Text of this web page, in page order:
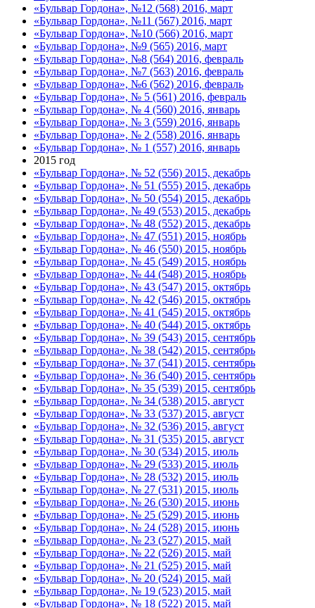
«Бульвар Гордона», №12 (568) 2016, март
«Бульвар Гордона», №11 (567) 2016, март
«Бульвар Гордона», №10 (566) 2016, март
«Бульвар Гордона», №9 (565) 2016, март
«Бульвар Гордона», №8 (564) 2016, февраль
«Бульвар Гордона», №7 (563) 2016, февраль
«Бульвар Гордона», №6 (562) 2016, февраль
«Бульвар Гордона», № 5 (561) 2016, февраль
«Бульвар Гордона», № 4 (560) 2016, январь
«Бульвар Гордона», № 3 (559) 2016, январь
«Бульвар Гордона», № 2 (558) 2016, январь
«Бульвар Гордона», № 1 (557) 2016, январь
2015 год
«Бульвар Гордона», № 52 (556) 2015, декабрь
«Бульвар Гордона», № 51 (555) 2015, декабрь
«Бульвар Гордона», № 50 (554) 2015, декабрь
«Бульвар Гордона», № 49 (553) 2015, декабрь
«Бульвар Гордона», № 48 (552) 2015, декабрь
«Бульвар Гордона», № 47 (551) 2015, ноябрь
«Бульвар Гордона», № 46 (550) 2015, ноябрь
«Бульвар Гордона», № 45 (549) 2015, ноябрь
«Бульвар Гордона», № 44 (548) 2015, ноябрь
«Бульвар Гордона», № 43 (547) 2015, октябрь
«Бульвар Гордона», № 42 (546) 2015, октябрь
«Бульвар Гордона», № 41 (545) 2015, октябрь
«Бульвар Гордона», № 40 (544) 2015, октябрь
«Бульвар Гордона», № 39 (543) 2015, сентябрь
«Бульвар Гордона», № 38 (542) 2015, сентябрь
«Бульвар Гордона», № 37 (541) 2015, сентябрь
«Бульвар Гордона», № 36 (540) 2015, сентябрь
«Бульвар Гордона», № 35 (539) 2015, сентябрь
«Бульвар Гордона», № 34 (538) 2015, август
«Бульвар Гордона», № 33 (537) 2015, август
«Бульвар Гордона», № 32 (536) 2015, август
«Бульвар Гордона», № 31 (535) 2015, август
«Бульвар Гордона», № 30 (534) 2015, июль
«Бульвар Гордона», № 29 (533) 2015, июль
«Бульвар Гордона», № 28 (532) 2015, июль
«Бульвар Гордона», № 27 (531) 2015, июль
«Бульвар Гордона», № 26 (530) 2015, июнь
«Бульвар Гордона», № 25 (529) 2015, июнь
«Бульвар Гордона», № 24 (528) 2015, июнь
«Бульвар Гордона», № 23 (527) 2015, май
«Бульвар Гордона», № 22 (526) 2015, май
«Бульвар Гордона», № 21 (525) 2015, май
«Бульвар Гордона», № 20 (524) 2015, май
«Бульвар Гордона», № 19 (523) 2015, май
«Бульвар Гордона», № 18 (522) 2015, май